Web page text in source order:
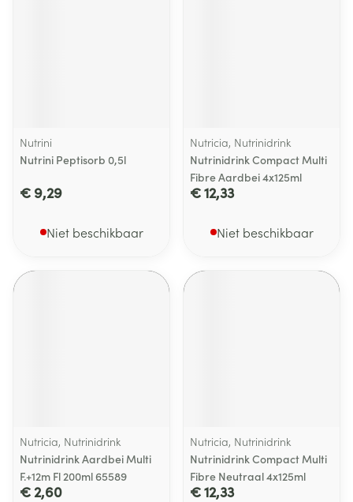
Nutrini
Nutrini Peptisorb 0,5l
€ 9,29
Niet beschikbaar
Nutricia, Nutrinidrink
Nutrinidrink Compact Multi
Fibre Aardbei 4x125ml
€ 12,33
Niet beschikbaar
Nutricia, Nutrinidrink
Nutrinidrink Aardbei Multi
F.+12m Fl 200ml 65589
€ 2,60
Nutricia, Nutrinidrink
Nutrinidrink Compact Multi
Fibre Neutraal 4x125ml
€ 12,33